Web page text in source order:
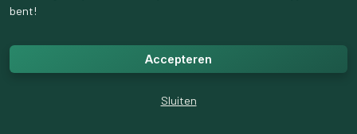
bent!
Accepteren
Sluiten